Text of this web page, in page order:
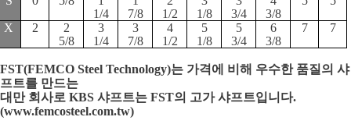
1/4
7/8
1/2
1/8
3/4
3/8
X 2
2
5/8
3
1/4
3
7/8
4
1/2
5
1/8
5
3/4
6
3/8
7 7
FST(FEMCO Steel Technology)는 가격에 비해 우수한 품질의 샤
프트를 만드는
대만 회사로 KBS 샤프트는 FST의 고가 샤프트입니다.
(www.femcosteel.com.tw)